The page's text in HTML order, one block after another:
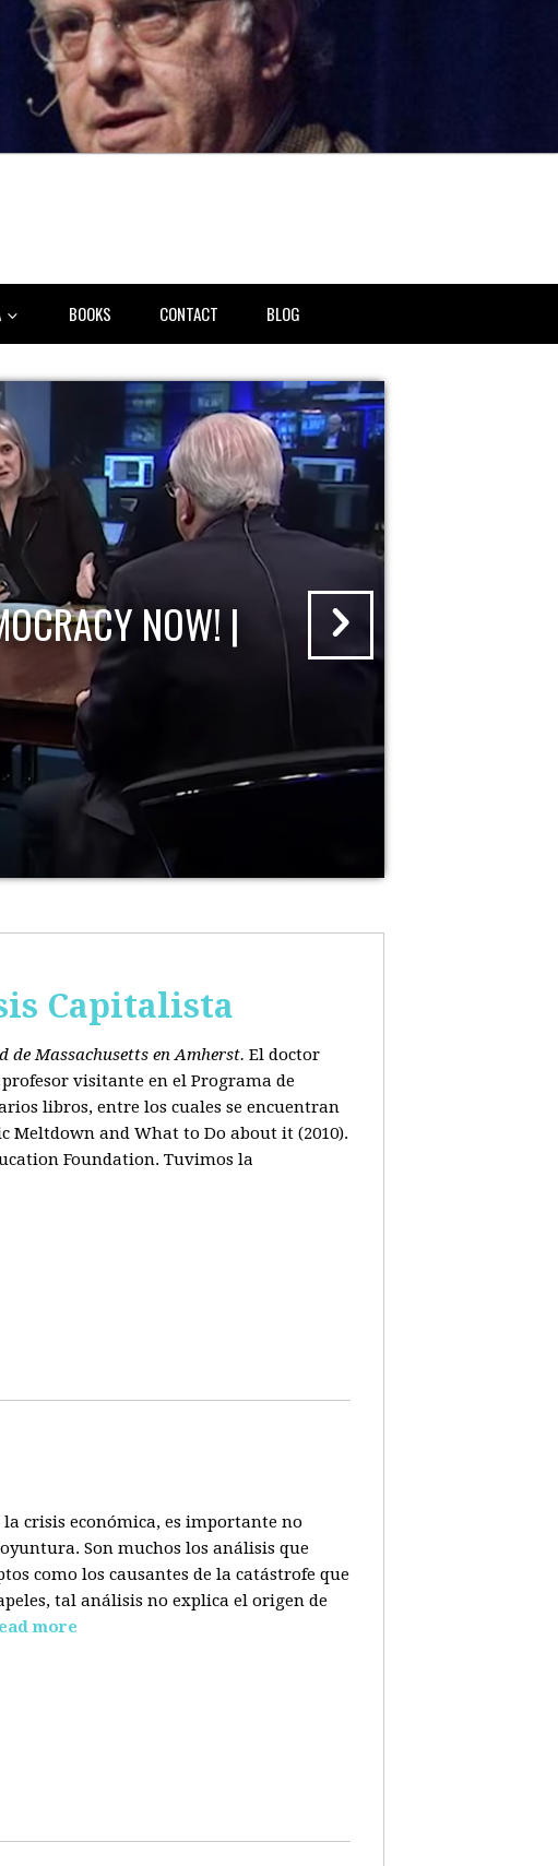
BOOKS CONTACT BLOG
NOW! |
Capitalista
Massachusetts en Amherst. El doctor
visitante en el Programa de
libros, entre los cuales se encuentran
Meltdown and What to Do about it (2010).
Foundation. Tuvimos la
crisis económica, es importante no
Son muchos los análisis que
como los causantes de la catástrofe que
tal análisis no explica el origen de
more